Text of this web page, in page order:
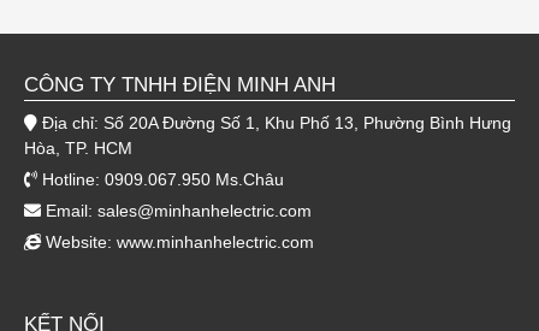
CÔNG TY TNHH ĐIỆN MINH ANH
Địa chỉ: Số 20A Đường Số 1, Khu Phố 13, Phường Bình Hưng
Hòa, TP. HCM
Hotline: 0909.067.950 Ms.Châu
Email: sales@minhanhelectric.com
Website: www.minhanhelectric.com
KẾT NỐI